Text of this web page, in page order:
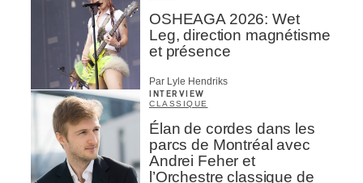
OSHEAGA 2026: Wet
Leg, direction magnétisme
et présence
Par Lyle Hendriks
INTERVIEW
CLASSIQUE
Élan de cordes dans les
parcs de Montréal avec
Andrei Feher et
l’Orchestre classique de